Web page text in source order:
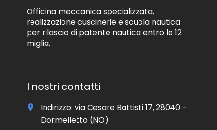
i
n
f
o
r
i
v
e
Officina meccanica specializzata,
realizzazione cuscinerie e scuola nautica
per rilascio di patente nautica entro le 12
miglia.
I nostri contatti
Indirizzo: via Cesare Battisti 17, 28040 -
Dormelletto (NO)